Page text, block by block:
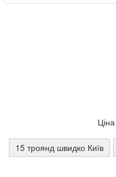
15 троянд швидко Київ